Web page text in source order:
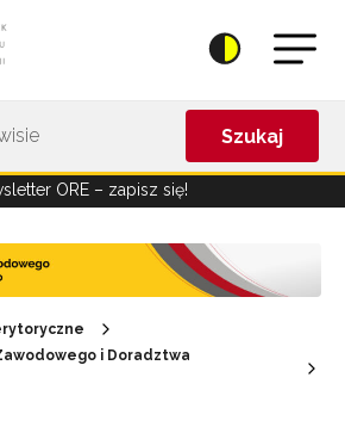
Szukaj
ORE – zapisz się!
i Doradztwa